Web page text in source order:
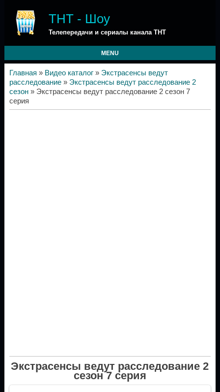
ТНТ - Шоу
Телепередачи и сериалы канала ТНТ
MENU
Главная » Видео каталог» Экстрасенсы ведут
расследование» Экстрасенсы ведут расследование 2
сезон» Экстрасенсы ведут расследование 2 сезон 7
серия
Экстрасенсы ведут расследование 2
сезон 7 серия